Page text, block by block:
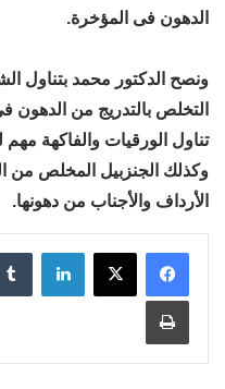
الدهون فى المؤخرة.
ونصح الدكتور محمد بتناول
التخلص بالتدريج من الدهون
تناول الورقيات والفاكهة
وكذلك الجنزبيل المخلص من
الأرداف والأجناب من دهونها.
طباعة